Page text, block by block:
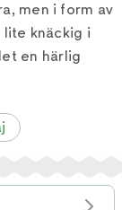
men i form av
lite knäckig i
en härlig